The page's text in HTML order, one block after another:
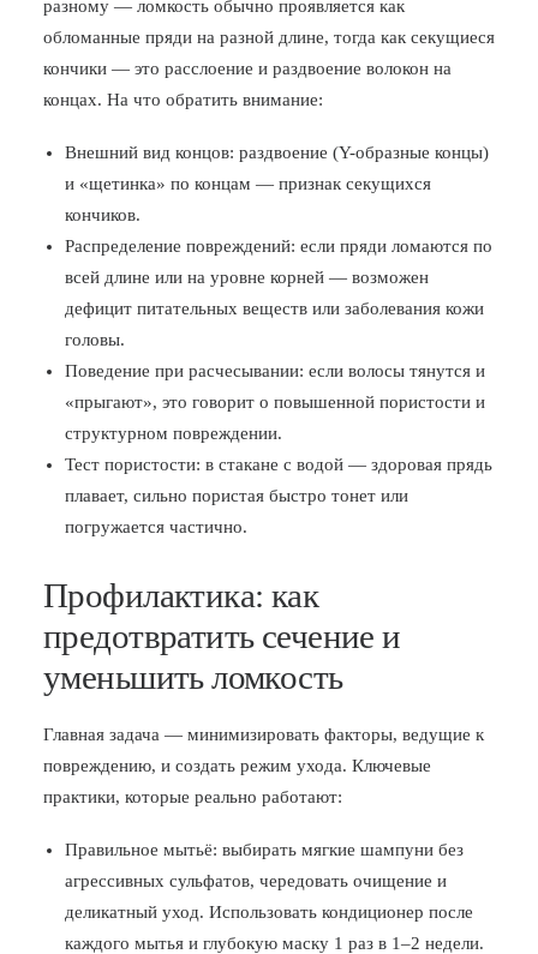
разному — ломкость обычно проявляется как
обломанные пряди на разной длине, тогда как секущиеся
кончики — это расслоение и раздвоение волокон на
концах. На что обратить внимание:
Внешний вид концов: раздвоение (Y-образные концы)
и «щетинка» по концам — признак секущихся
кончиков.
Распределение повреждений: если пряди ломаются по
всей длине или на уровне корней — возможен
дефицит питательных веществ или заболевания кожи
головы.
Поведение при расчесывании: если волосы тянутся и
«прыгают», это говорит о повышенной пористости и
структурном повреждении.
Тест пористости: в стакане с водой — здоровая прядь
плавает, сильно пористая быстро тонет или
погружается частично.
Профилактика: как
предотвратить сечение и
уменьшить ломкость
Главная задача — минимизировать факторы, ведущие к
повреждению, и создать режим ухода. Ключевые
практики, которые реально работают:
Правильное мытьё: выбирать мягкие шампуни без
агрессивных сульфатов, чередовать очищение и
деликатный уход. Использовать кондиционер после
каждого мытья и глубокую маску 1 раз в 1–2 недели.